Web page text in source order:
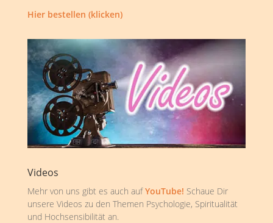
Hier bestellen (klicken)
Videos
Mehr von uns gibt es auch aufYouTube! Schaue Dir
unsere Videos zu den Themen Psychologie, Spiritualität
und Hochsensibilität an.